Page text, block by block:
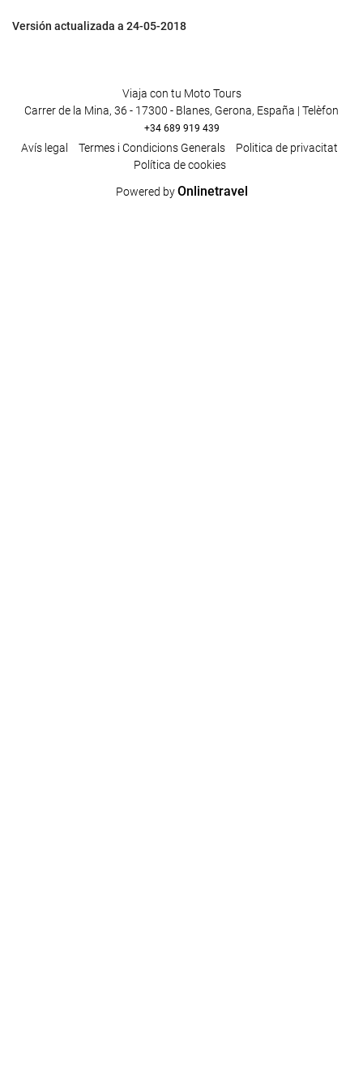
Versión actualizada a 24-05-2018
Viaja con tu Moto Tours
Carrer de la Mina, 36 - 17300 - Blanes, Gerona, España | Telèfon
+34 689 919 439
Avís legal Termes i Condicions Generals
Poli­tica de privacitat
Política de cookies
Powered byOnlinetravel